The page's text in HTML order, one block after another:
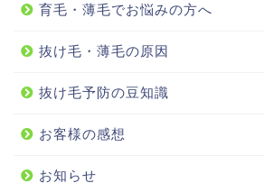
育毛・薄毛でお悩みの方へ
抜け毛・薄毛の原因
抜け毛予防の豆知識
お客様の感想
お知らせ